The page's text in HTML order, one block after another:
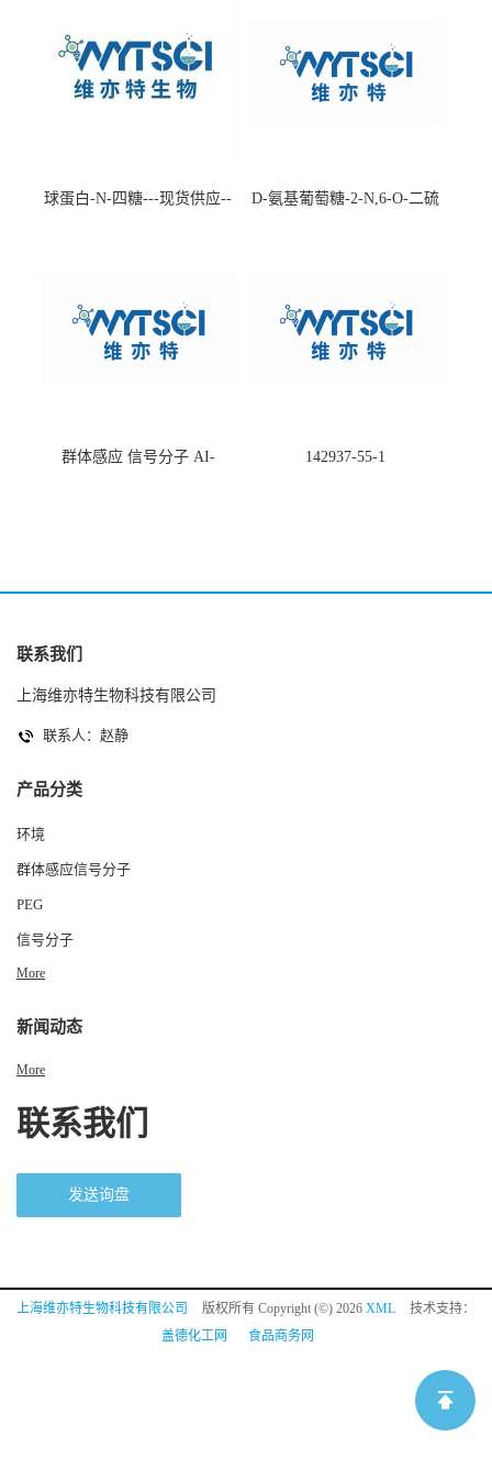
球蛋白-N-四糖---现货供应--
D-氨基葡萄糖-2-N,6-O-二硫
群体感应 信号分子 AI-
142937-55-1
联系我们
上海维亦特生物科技有限公司
联系人：赵静
产品分类
环境
群体感应信号分子
PEG
信号分子
More
新闻动态
More
联系我们
发送询盘
上海维亦特生物科技有限公司 版权所有 Copyright (©) 2026 XML
技术支持：
盖德化工网
食品商务网